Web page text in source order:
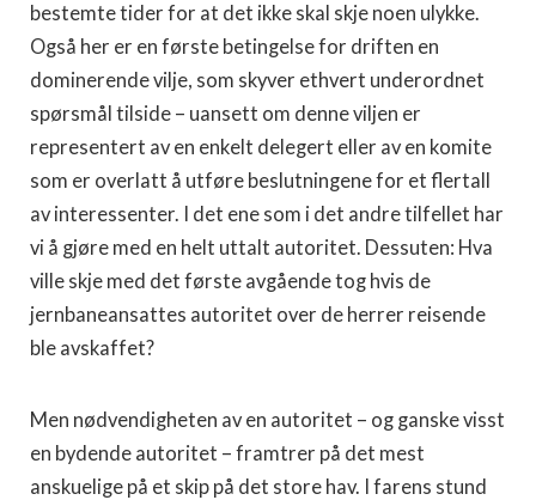
bestemte tider for at det ikke skal skje noen ulykke.
Også her er en første betingelse for driften en
dominerende vilje, som skyver ethvert underordnet
spørsmål tilside – uansett om denne viljen er
representert av en enkelt delegert eller av en komite
som er overlatt å utføre beslutningene for et flertall
av interessenter. I det ene som i det andre tilfellet har
vi å gjøre med en helt uttalt autoritet. Dessuten: Hva
ville skje med det første avgående tog hvis de
jernbaneansattes autoritet over de herrer reisende
ble avskaffet?
Men nødvendigheten av en autoritet – og ganske visst
en bydende autoritet – framtrer på det mest
anskuelige på et skip på det store hav. I farens stund